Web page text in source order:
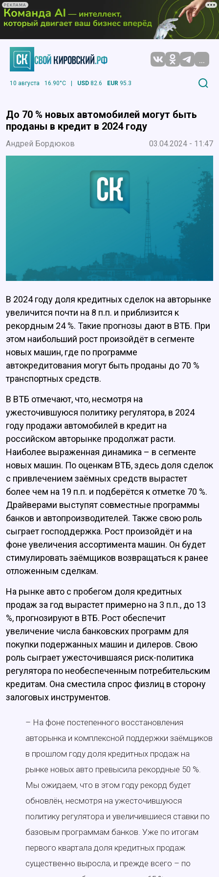
РЕКЛАМА
...
10 августа 16.90°C | USD 82.6 EUR 95.3
До 70 % новых автомобилей могут быть
проданы в кредит в 2024 году
Андрей Бордюков 03.04.2024 - 11:47
В 2024 году доля кредитных сделок на авторынке
увеличится почти на 8 п.п. и приблизится к
рекордным 24 %. Такие прогнозы дают в ВТБ. При
этом наибольший рост произойдёт в сегменте
новых машин, где по программе
автокредитования могут быть проданы до 70 %
транспортных средств.
В ВТБ отмечают, что, несмотря на
ужесточившуюся политику регулятора, в 2024
году продажи автомобилей в кредит на
российском авторынке продолжат расти.
Наиболее выраженная динамика – в сегменте
новых машин. По оценкам ВТБ, здесь доля сделок
с привлечением заёмных средств вырастет
более чем на 19 п.п. и подберётся к отметке 70 %.
Драйверами выступят совместные программы
банков и автопроизводителей. Также свою роль
сыграет господдержка. Рост произойдёт и на
фоне увеличения ассортимента машин. Он будет
стимулировать заёмщиков возвращаться к ранее
отложенным сделкам.
На рынке авто с пробегом доля кредитных
продаж за год вырастет примерно на 3 п.п., до 13
%, прогнозируют в ВТБ. Рост обеспечит
увеличение числа банковских программ для
покупки подержанных машин и дилеров. Свою
роль сыграет ужесточившаяся риск-политика
регулятора по необеспеченным потребительским
кредитам. Она сместила спрос физлиц в сторону
залоговых инструментов.
– На фоне постепенного восстановления
авторынка и комплексной поддержки заёмщиков
в прошлом году доля кредитных продаж на
рынке новых авто превысила рекордные 50 %.
Мы ожидаем, что в этом году рекорд будет
обновлён, несмотря на ужесточившуюся
политику регулятора и увеличившиеся ставки по
базовым программам банков. Уже по итогам
первого квартала доля кредитных продаж
существенно выросла, и прежде всего – по